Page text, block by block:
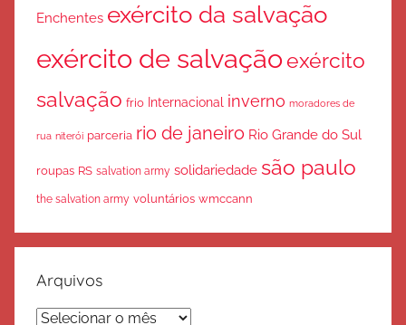
Enchentes exército da salvação
exército de salvaçãoexército
salvação frio Internacional inverno moradores de
rua niterói parceria rio de janeiro Rio Grande do Sul
roupas RS salvation army solidariedade são paulo
the salvation army voluntários wmccann
Arquivos
Arquivos